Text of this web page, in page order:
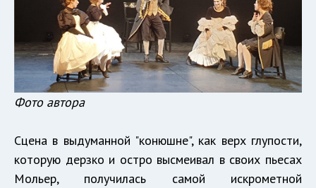
Фото автора
Сцена в выдуманной "конюшне", как верх глупости,
которую дерзко и остро высмеивал в своих пьесах
Мольер, получилась самой искрометной